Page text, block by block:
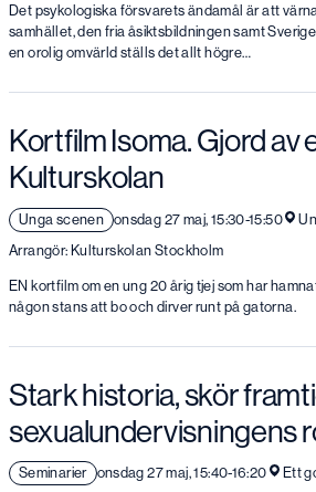
Det psykologiska försvarets ändamål är att
samhället, den fria åsiktsbildningen samt
en orolig omvärld ställs det allt högre…
Kortfilm Isoma. Gjord av
Kulturskolan
Unga scenen onsdag 27 maj, 15:30-15:50
Arrangör: Kulturskolan Stockholm
EN kortfilm om en ung 20 årig tjej som har
någon stans att bo och dirver runt på gatorna.
Stark historia, skör
sexualundervisningens
Seminarier onsdag 27 maj, 15:40-16:20
Ett